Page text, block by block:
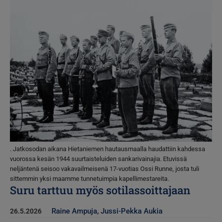
. Jatkosodan aikana Hietaniemen hautausmaalla haudattiin kahdessa
vuorossa kesän 1944 suurtaisteluiden sankarivainajia. Etuvissä
neljäntenä seisoo vakavailmeisenä 17-vuotias Ossi Runne, josta tuli
sittemmin yksi maamme tunnetuimpia kapellimestareita.
Suru tarttuu myös sotilassoittajaan
26.5.2026 Raine Ampuja, Jussi-Pekka Aukia